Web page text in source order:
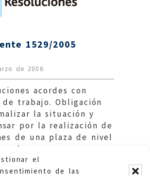
el
de las
1529/2005
de 2006
acordes con
trabajo. Obligación
la situación y
por la realización de
de una plaza de nivel
a la que ocupa.
de Zaragoza.